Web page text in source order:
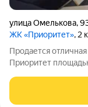
улица Омелькова,
ЖК «Приоритет», 2
Продается
Приоритет
ремонт с
,полностью